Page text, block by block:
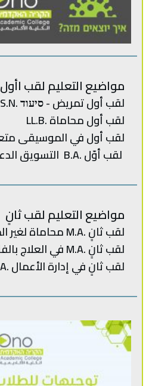
مواضيع التعليم لقب اأول
لقب أول تمريض - סיעוד .B.S.N
لقب أول محاماة .LL.B
لقب‭ ‬أول في‭ ‬الموسيقى‭ ‬متعدد‭ ‬
لقب‭ ‬أوّل .‭ ‬B.Aالتسويق‭ ‬الدعاية‭ ‬والإعلان
مواضيع التعليم لقب ثانٍ
لقب‭ ‬ثانٍ .‭ ‬M.Aمحاماة‭ ‬لغير‭ ‬المحامين
لقب ثانٍ .M.A في العلاج بالفنون
لقب‭ ‬ثانٍ‭ ‬في‭ ‬إدارة‭ ‬الأعمال .‭ M.B.A